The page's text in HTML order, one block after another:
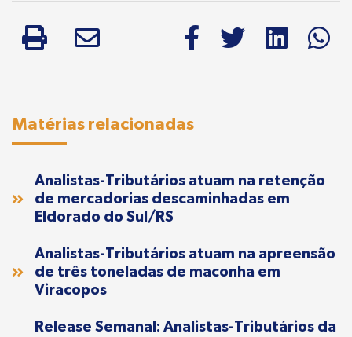
Matérias relacionadas
Analistas-Tributários atuam na retenção
de mercadorias descaminhadas em
Eldorado do Sul/RS
Analistas-Tributários atuam na apreensão
de três toneladas de maconha em
Viracopos
Release Semanal: Analistas-Tributários da